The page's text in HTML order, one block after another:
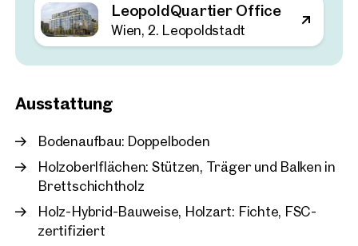
Wie neueste Studien zeigen, wird es ohne intelligente Gebäude
keine Klimawende geben. Werden Haustechnik-Anlagen auf
die tatsächliche Nutzung der Büros eingestellt, so können bis
zu 30 Prozent Energie eingespart werden.
Echtzeit.
Beim 360° Rundgang handelt es sich um eine Beispielfläche
im Haus.
LeopoldQuartier Office
Wien, 2. Leopoldstadt
Ausstattung
Bodenaufbau: Doppelboden
Holzoberlflächen: Stützen, Träger und Balken in
Brettschichtholz
Holz-Hybrid-Bauweise, Holzart: Fichte, FSC-
zertifiziert
Neu
Wien, 2. Leopoldstadt
LeopoldQuartier Office
ca. 1.580 m² Nutzfläche